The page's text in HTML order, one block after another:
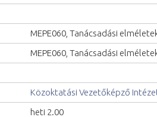
MEPE060, Tanácsadási
MEPE060, Tanácsadási
Közoktatási Vezetőképző
heti 2.00